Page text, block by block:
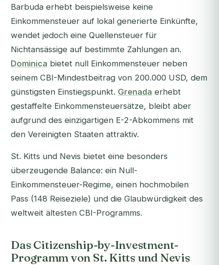
Barbuda erhebt beispielsweise keine
Einkommensteuer auf lokal generierte Einkünfte,
wendet jedoch eine Quellensteuer für
Nichtansässige auf bestimmte Zahlungen an.
Dominica bietet null Einkommensteuer neben
seinem CBI-Mindestbeitrag von 200.000 USD, dem
günstigsten Einstiegspunkt. Grenada erhebt
gestaffelte Einkommensteuersätze, bleibt aber
aufgrund des einzigartigen E-2-Abkommens mit
den Vereinigten Staaten attraktiv.
St. Kitts und Nevis bietet eine besonders
überzeugende Balance: ein Null-
Einkommensteuer-Regime, einen hochmobilen
Pass (148 Reiseziele) und die Glaubwürdigkeit des
weltweit ältesten CBI-Programms.
Das Citizenship-by-Investment-
Programm von St. Kitts und Nevis